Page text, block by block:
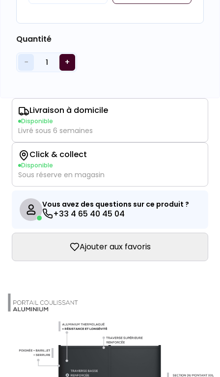
Quantité
− 1 +
Livraison à domicile
Disponible
Livré sous 6 semaines
Click & collect
Disponible
Sous réserve en magasin
Vous avez des questions sur ce produit ?
+33 4 65 40 45 04
Ajouter aux favoris